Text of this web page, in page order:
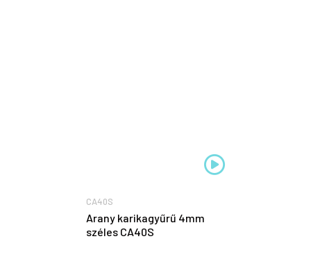
CA40S
Arany karikagyűrű 4mm
széles CA40S